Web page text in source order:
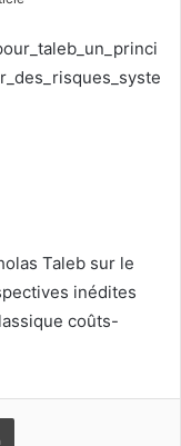
Taleb sur le
inédites
coûts-
Imprimez